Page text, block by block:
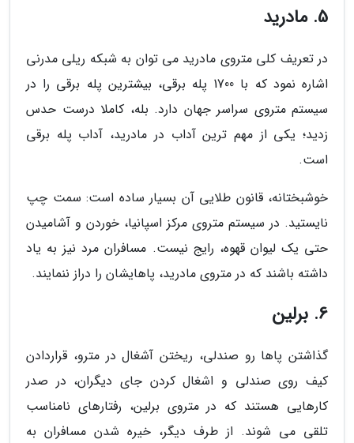
5. مادرید
در تعریف کلی متروی مادرید می توان به شبکه ریلی مدرنی
اشاره نمود که با 1700 پله برقی، بیشترین پله برقی را در
سیستم متروی سراسر جهان دارد. بله، کاملا درست حدس
زدید؛ یکی از مهم ترین آداب در مادرید، آداب پله برقی
است.
خوشبختانه، قانون طلایی آن بسیار ساده است: سمت چپ
نایستید. در سیستم متروی مرکز اسپانیا، خوردن و آشامیدن
حتی یک لیوان قهوه، رایج نیست. مسافران مرد نیز به یاد
داشته باشند که در متروی مادرید، پاهایشان را دراز ننمایند.
6. برلین
گذاشتن پاها رو صندلی، ریختن آشغال در مترو، قراردادن
کیف روی صندلی و اشغال کردن جای دیگران، در صدر
کارهایی هستند که در متروی برلین، رفتارهای نامناسب
تلقی می شوند. از طرف دیگر، خیره شدن مسافران به